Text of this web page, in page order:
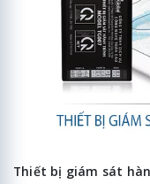
Thiết bị giám sát